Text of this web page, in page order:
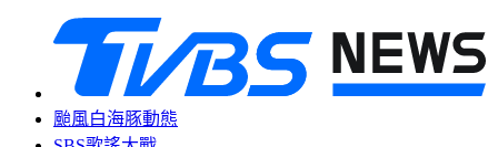
颱風白海豚動態